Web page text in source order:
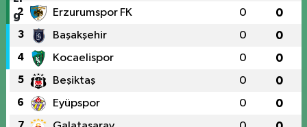
2 Erzurumspor FK 0 0
3 Başakşehir 0 0
4 Kocaelispor 0 0
5 Beşiktaş 0 0
6 Eyüpspor 0 0